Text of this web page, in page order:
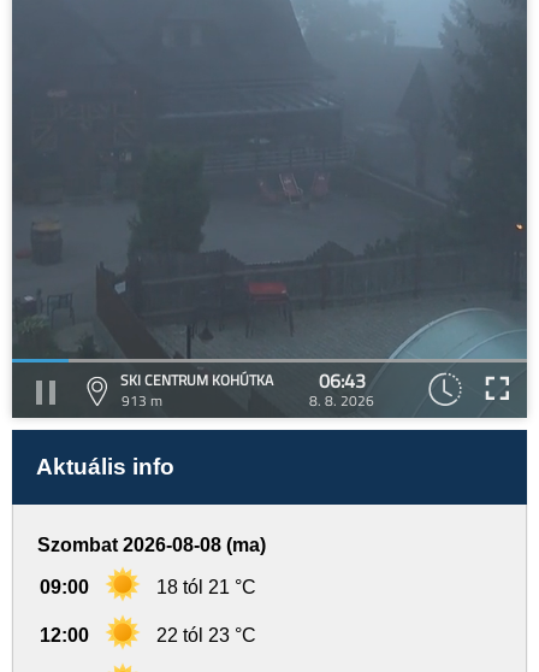
SKI CENTRUM KOHÚTKA
913 m
06:43
8. 8. 2026
Aktuális info
Szombat 2026-08-08 (ma)
09:00 18 tól 21 °C
12:00 22 tól 23 °C